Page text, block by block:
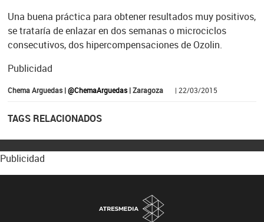
Una buena práctica para obtener resultados muy positivos,
se trataría de enlazar en dos semanas o microciclos
consecutivos, dos hipercompensaciones de Ozolin.
Publicidad
Chema Arguedas |@ChemaArguedas| Zaragoza | 22/03/2015
TAGS RELACIONADOS
Publicidad